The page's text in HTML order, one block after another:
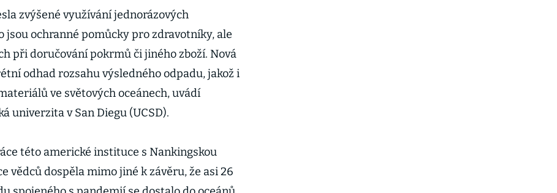
zvýšené využívání jednorázových
jsou ochranné pomůcky pro zdravotníky, ale
při doručování pokrmů či jiného zboží. Nová
odhad rozsahu výsledného odpadu, jakož i
ve světových oceánech, uvádí
univerzita v San Diegu (UCSD).
této americké instituce s Nankingskou
vědců dospěla mimo jiné k závěru, že asi 26